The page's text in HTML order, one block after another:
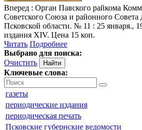
Вперед : Орган Павского райкома
Советского Союза и районного Совета
Псковской области. № 11 : 25 января.,
издания XIV. Цена 15 коп.
Читать Подробнее
Выбрано для поиска:
Очистить
Ключевые слова:
газеты
периодические издания
периодическая печать
Псковские губернские ведомости